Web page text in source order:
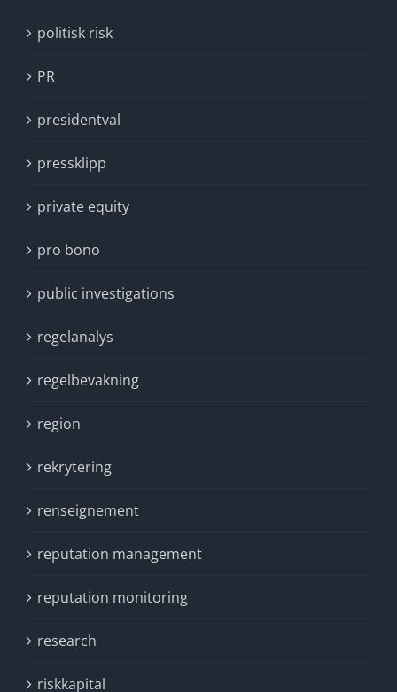
politisk risk
PR
presidentval
pressklipp
private equity
pro bono
public investigations
regelanalys
regelbevakning
region
rekrytering
renseignement
reputation management
reputation monitoring
research
riskkapital